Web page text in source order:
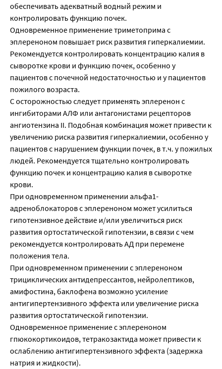
обеспечивать адекватный водный режим и
контролировать функцию почек.
Одновременное применение триметоприма с
эплереноном повышает риск развития гиперкалиемии.
Рекомендуется контролировать концентрацию калия в
сыворотке крови и функцию почек, особенно у
пациентов с почечной недостаточностью и у пациентов
пожилого возраста.
С осторожностью следует применять эплеренон с
ингибиторами АЛФ или антагонистами рецепторов
ангиотензина II. Подобная комбинация может привести к
увеличению риска развития гиперкалиемии, особенно у
пациентов с нарушением функции почек, в т.ч. у пожилых
людей. Рекомендуется тщательно контролировать
функцию почек и концентрацию калия в сыворотке
крови.
При одновременном применении альфа1-
адреноблокаторов с эплереноном может усилиться
гипотензивное действие и/или увеличиться риск
развития ортостатической гипотензии, в связи с чем
рекомендуется контролировать АД при перемене
положения тела.
При одновременном применении с эплереноном
трициклических антидепрессантов, нейролептиков,
амифостина, баклофена возможно усиление
антигипертензивного эффекта или увеличение риска
развития ортостатической гипотензии.
Одновременное применение с эплереноном
гпюкокортикоидов, тетракозактида может привести к
ослаблению антигипертензивного эффекта (задержка
натрия и жидкости).